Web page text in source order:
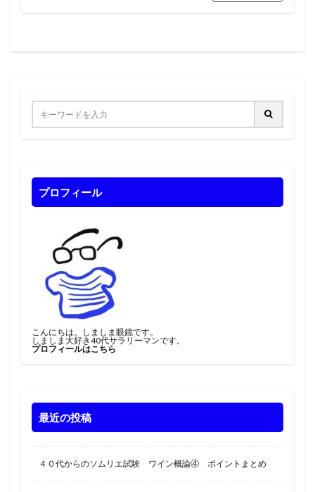
プロフィール
こんにちは。しましま眼鏡です。
しましま大好き40代サラリーマンです。
プロフィールはこちら
最近の投稿
４０代からのソムリエ試験 ワイン概論④ ポイントまとめ